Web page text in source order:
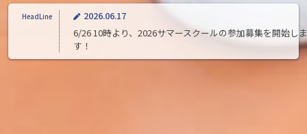
HeadLine
2026.06.17
6/26 10時より、2026サマースクールの参加募集を開始しま
す！